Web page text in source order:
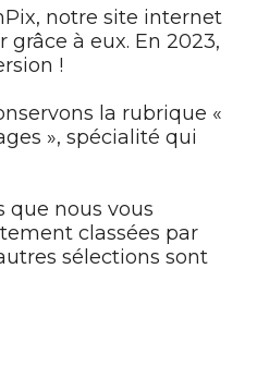
notre site internet
grâce à eux. En 2023,
!
la rubrique «
», spécialité qui
que nous vous
classées par
sélections sont